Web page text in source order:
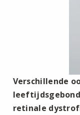
Verschillende
retinale